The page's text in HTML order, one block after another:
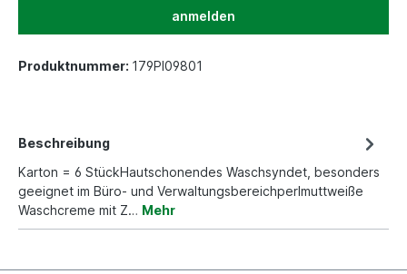
anmelden
Produktnummer: 179PI09801
Beschreibung
Karton = 6 StückHautschonendes Waschsyndet, besonders
geeignet im Büro- und Verwaltungsbereichperlmuttweiße
Waschcreme mit Z… Mehr